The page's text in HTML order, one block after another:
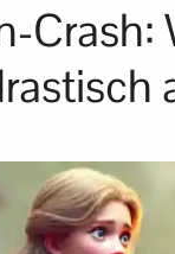
Crash: